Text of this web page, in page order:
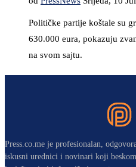
Političke partije koštale su
630.000 eura, pokazuju
na svom sajtu.
Press.co.me je profesionalan,
iskusni urednici i novinari koji